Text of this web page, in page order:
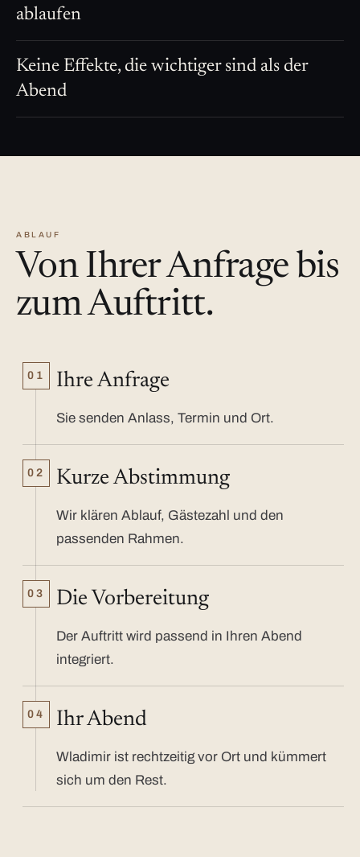
ablaufen
Keine Effekte, die wichtiger sind als der
Abend
ABLAUF
Von Ihrer Anfrage bis
zum Auftritt.
01 Ihre Anfrage
Sie senden Anlass, Termin und Ort.
02 Kurze Abstimmung
Wir klären Ablauf, Gästezahl und den
passenden Rahmen.
03 Die Vorbereitung
Der Auftritt wird passend in Ihren Abend
integriert.
04 Ihr Abend
Wladimir ist rechtzeitig vor Ort und kümmert
sich um den Rest.